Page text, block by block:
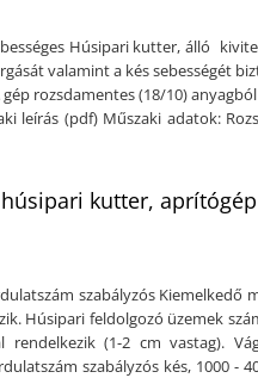
Húsipari kutter, álló
valamint a kés sebességét
rozsdamentes (18/10)
leírás (pdf) Műszaki adatok:
653 x 815 x 970mm (szé x mé x
kutter,
szabályzós Kiemelkedő
Húsipari feldolgozó üzemek
rendelkezik (1-2 cm vastag).
szabályzós kés, 1000 -